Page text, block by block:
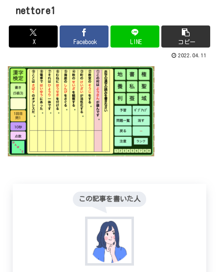
nettore1
X Facebook LINE コピー
2022.04.11
この記事を書いた人